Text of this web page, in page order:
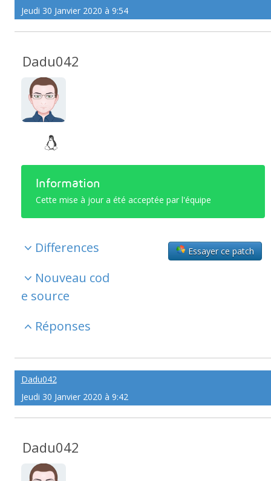
Jeudi 30 Janvier 2020 à 9:54
Dadu042
Information
Cette mise à jour a été acceptée par l'équipe
Essayer ce patch
Differences
Nouveau cod
e source
Réponses
Dadu042
Jeudi 30 Janvier 2020 à 9:42
Dadu042